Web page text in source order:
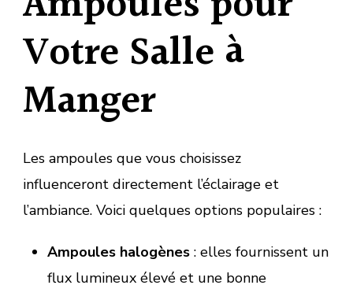
Votre Salle à
Manger
Les ampoules que vous choisissez
influenceront directement l’éclairage et
l’ambiance. Voici quelques options populaires :
Ampoules halogènes: elles fournissent un
flux lumineux élevé et une bonne